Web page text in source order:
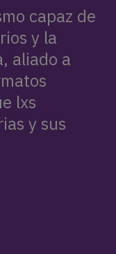
capaz de
y la
aliado a
lxs
y sus